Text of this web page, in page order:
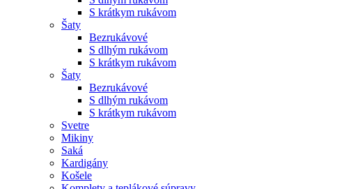
S krátkym rukávom
Šaty
Bezrukávové
S dlhým rukávom
S krátkym rukávom
Šaty
Bezrukávové
S dlhým rukávom
S krátkym rukávom
Svetre
Mikiny
Saká
Kardigány
Košele